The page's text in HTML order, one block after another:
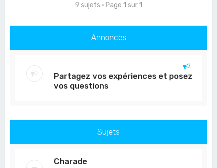
9 sujets • Page 1 sur 1
Annonces
Partagez vos expériences et posez
vos questions
Sujets
Charade